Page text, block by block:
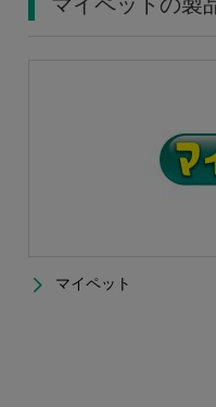
マイペット